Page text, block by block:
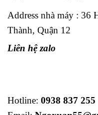
Address nhà máy : 36
Thành, Quận 12
Liên hệ zalo
Hotline: 0938 837 255